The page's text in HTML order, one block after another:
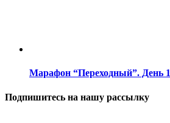
Марафон “Переходный”. День 1
Подпишитесь на нашу рассылку